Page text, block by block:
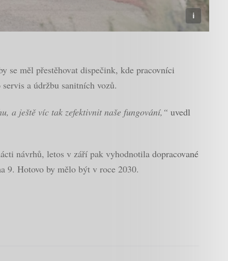
se měl přestěhovat dispečink, kde pracovníci
a údržbu sanitních vozů.
a ještě víc tak zefektivnit naše fungování,“ uvedl
návrhů, letos v září pak vyhodnotila dopracované
9. Hotovo by mělo být v roce 2030.